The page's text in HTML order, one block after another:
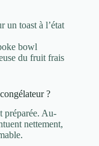
un toast à l’état
bowl
du fruit frais
?
préparée. Au-
nettement,